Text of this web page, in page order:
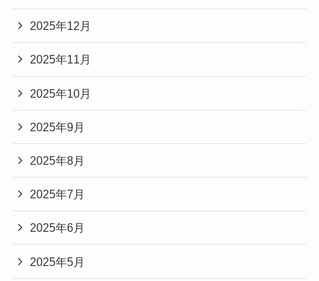
2025年12月
2025年11月
2025年10月
2025年9月
2025年8月
2025年7月
2025年6月
2025年5月